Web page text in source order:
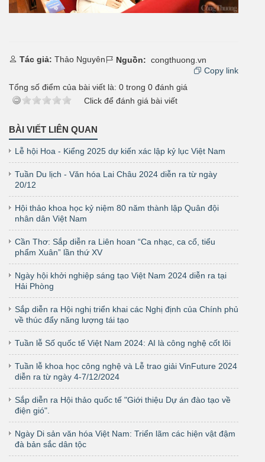
Tác giả: Thảo Nguyên Nguồn: congthuong.vn
Copy link
Tổng số điểm của bài viết là: 0 trong 0 đánh giá
Click để đánh giá bài viết
BÀI VIẾT LIÊN QUAN
Lễ hội Hoa - Kiểng 2025 dự kiến xác lập kỷ lục Việt Nam
Tuần Du lịch - Văn hóa Lai Châu 2024 diễn ra từ ngày
20/12
Hội thảo khoa học kỷ niệm 80 năm thành lập Quân đội
nhân dân Việt Nam
Cần Thơ: Sắp diễn ra Liên hoan “Ca nhạc, ca cổ, tiểu
phẩm Xuân” lần thứ XV
Ngày hội khởi nghiệp sáng tạo Việt Nam 2024 diễn ra tại
Hải Phòng
Sắp diễn ra Hội nghị triển khai các Nghị định của Chính phủ
về thúc đẩy năng lượng tái tạo
Tuần lễ Số quốc tế Việt Nam 2024: AI là công nghệ cốt lõi
Tuần lễ khoa học công nghệ và Lễ trao giải VinFuture 2024
diễn ra từ ngày 4-7/12/2024
Sắp diễn ra Hội thảo quốc tế "Giới thiệu Dự án đào tạo về
điện gió".
Ngày Di sản văn hóa Việt Nam: Triển lãm các hiện vật đậm
đà bản sắc dân tộc